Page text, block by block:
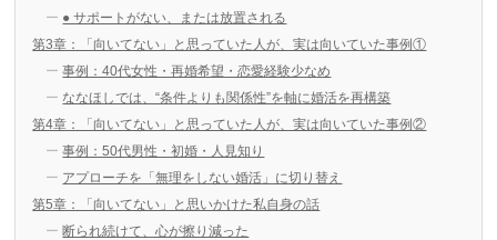
● サポートがない、または放置される
第3章：「向いてない」と思っていた人が、実は向いていた事例①
事例：40代女性・再婚希望・恋愛経験少なめ
ななほしでは、“条件よりも関係性”を軸に婚活を再構築
第4章：「向いてない」と思っていた人が、実は向いていた事例②
事例：50代男性・初婚・人見知り
アプローチを「無理をしない婚活」に切り替え
第5章：「向いてない」と思いかけた私自身の話
断られ続けて、心が擦り減った